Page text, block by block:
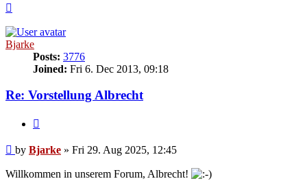
Bjarke
Posts: 3776
Joined: Fri 6. Dec 2013, 09:18
Re: Vorstellung Albrecht
Post
by Bjarke » Fri 29. Aug 2025, 12:45
Willkommen in unserem Forum, Albrecht!